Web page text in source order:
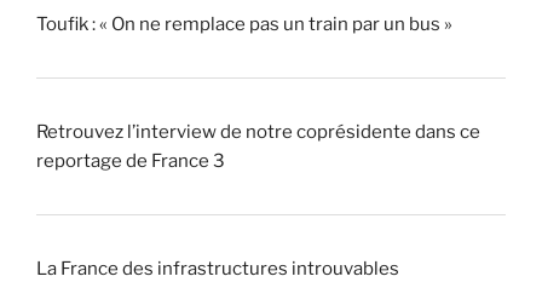
Toufik : « On ne remplace pas un train par un bus »
Retrouvez l’interview de notre coprésidente dans ce
reportage de France 3
La France des infrastructures introuvables